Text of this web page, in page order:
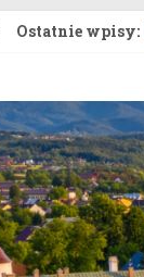
Ostatnie wpisy: